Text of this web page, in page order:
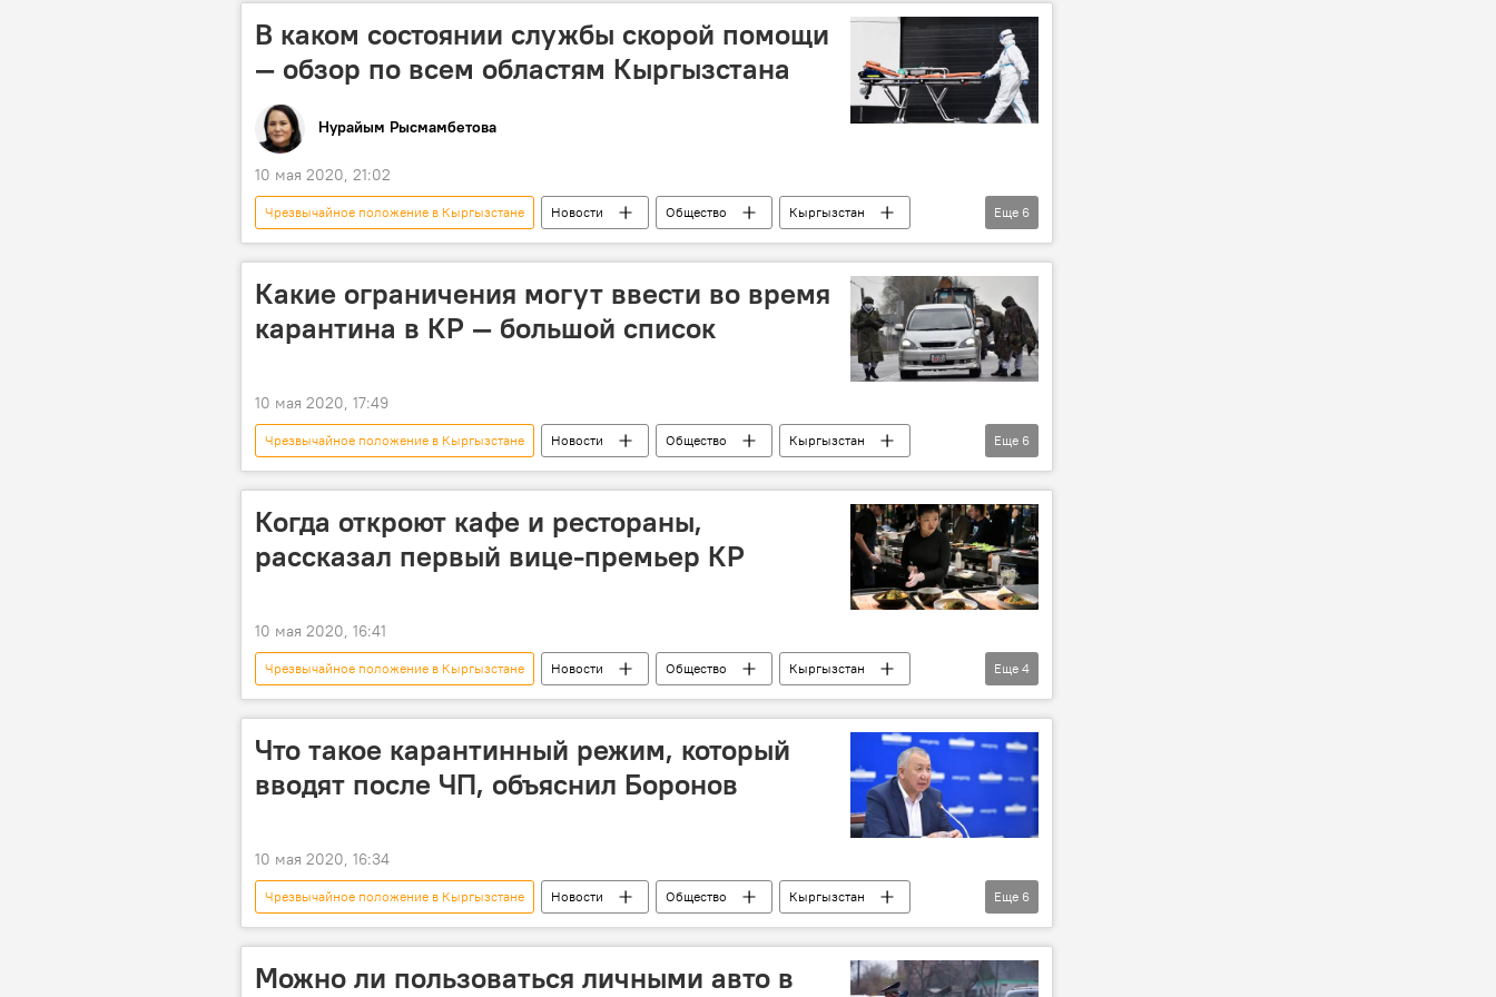
В каком состоянии службы скорой помощи
— обзор по всем областям Кыргызстана
Нурайым Рысмамбетова
10 мая 2020, 21:02
Чрезвычайное положение в Кыргызстане Новости Общество
Кыргызстан
скорая помощь
врач машина зарплата
коронавирус
Еще 6
Какие ограничения могут ввести во время
карантина в КР — большой список
10 мая 2020, 17:49
Чрезвычайное положение в Кыргызстане Новости Общество
Кыргызстан
Коронавирус - 2020
режим Карантин правила
Карантин в Бишкеке
Еще 6
Когда откроют кафе и рестораны,
рассказал первый вице-премьер КР
10 мая 2020, 16:41
Чрезвычайное положение в Кыргызстане Новости Общество
Кыргызстан
кафе
Кубатбек Боронов Карантин в Бишкеке Карантин в Кыргызстане
Еще 4
Что такое карантинный режим, который
вводят после ЧП, объяснил Боронов
10 мая 2020, 16:34
Чрезвычайное положение в Кыргызстане Новости Общество
Кыргызстан
Коронавирус - 2020
Бишкек Карантин режим
Карантин в Бишкеке
Еще 6
Можно ли пользоваться личными авто в